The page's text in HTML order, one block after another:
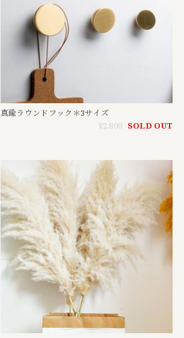
真鍮ラウンドフック＊3サイズ
¥2,800 SOLD OUT